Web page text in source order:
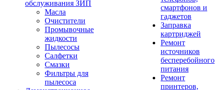
обслуживания ЗИП
Масла
Очистители
Промывочные
жидкости
Пылесосы
Салфетки
Смазки
Фильтры для
пылесоса
смартфонов и
гаджетов
Заправка
картриджей
Ремонт
источников
бесперебойного
питания
Ремонт
принтеров,